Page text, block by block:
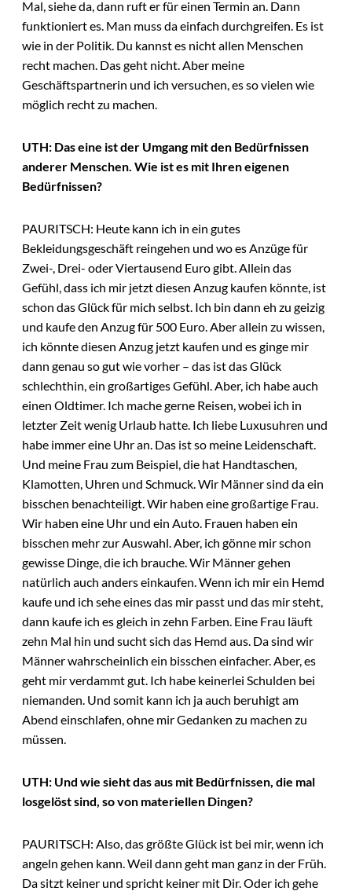
Mal, siehe da, dann ruft er für einen Termin an. Dann
funktioniert es. Man muss da einfach durchgreifen. Es ist
wie in der Politik. Du kannst es nicht allen Menschen
recht machen. Das geht nicht. Aber meine
Geschäftspartnerin und ich versuchen, es so vielen wie
möglich recht zu machen.
UTH: Das eine ist der Umgang mit den Bedürfnissen
anderer Menschen. Wie ist es mit Ihren eigenen
Bedürfnissen?
PAURITSCH: Heute kann ich in ein gutes
Bekleidungsgeschäft reingehen und wo es Anzüge für
Zwei-, Drei- oder Viertausend Euro gibt. Allein das
Gefühl, dass ich mir jetzt diesen Anzug kaufen könnte, ist
schon das Glück für mich selbst. Ich bin dann eh zu geizig
und kaufe den Anzug für 500 Euro. Aber allein zu wissen,
ich könnte diesen Anzug jetzt kaufen und es ginge mir
dann genau so gut wie vorher – das ist das Glück
schlechthin, ein großartiges Gefühl. Aber, ich habe auch
einen Oldtimer. Ich mache gerne Reisen, wobei ich in
letzter Zeit wenig Urlaub hatte. Ich liebe Luxusuhren und
habe immer eine Uhr an. Das ist so meine Leidenschaft.
Und meine Frau zum Beispiel, die hat Handtaschen,
Klamotten, Uhren und Schmuck. Wir Männer sind da ein
bisschen benachteiligt. Wir haben eine großartige Frau.
Wir haben eine Uhr und ein Auto. Frauen haben ein
bisschen mehr zur Auswahl. Aber, ich gönne mir schon
gewisse Dinge, die ich brauche. Wir Männer gehen
natürlich auch anders einkaufen. Wenn ich mir ein Hemd
kaufe und ich sehe eines das mir passt und das mir steht,
dann kaufe ich es gleich in zehn Farben. Eine Frau läuft
zehn Mal hin und sucht sich das Hemd aus. Da sind wir
Männer wahrscheinlich ein bisschen einfacher. Aber, es
geht mir verdammt gut. Ich habe keinerlei Schulden bei
niemanden. Und somit kann ich ja auch beruhigt am
Abend einschlafen, ohne mir Gedanken zu machen zu
müssen.
UTH: Und wie sieht das aus mit Bedürfnissen, die mal
losgelöst sind, so von materiellen Dingen?
PAURITSCH: Also, das größte Glück ist bei mir, wenn ich
angeln gehen kann. Weil dann geht man ganz in der Früh.
Da sitzt keiner und spricht keiner mit Dir. Oder ich gehe